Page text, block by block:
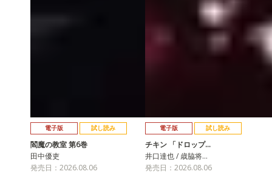
電子版 試し読み
閻魔の教室 第6巻
田中優吏
発売日：2026.08.06
電子版 試し読み
チキン 「ドロップ…
井口達也 / 歳脇将…
発売日：2026.08.06